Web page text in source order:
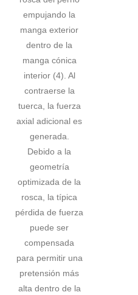
empujando la
manga exterior
dentro de la
manga cónica
interior (4). Al
contraerse la
tuerca, la fuerza
axial adicional es
generada.
Debido a la
geometría
optimizada de la
rosca, la típica
pérdida de fuerza
puede ser
compensada
para permitir una
pretensión más
alta dentro de la